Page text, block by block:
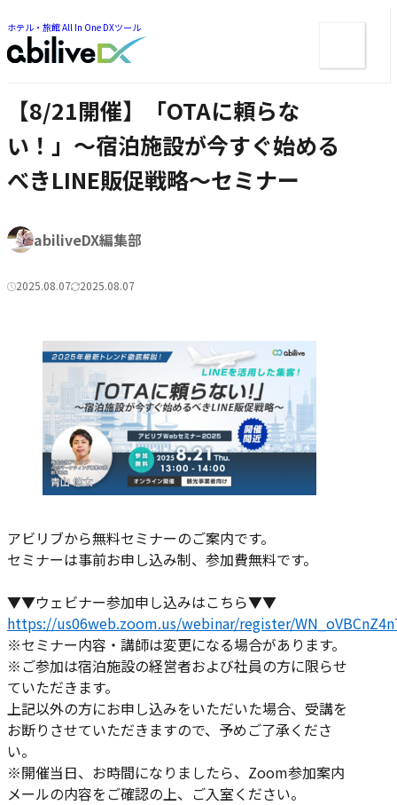
ホテル・旅館 All In One DXツール
ま
で
ジ
で
ジ
ャ
ュ
【8/21開催】「OTAに頼らな
い！」～宿泊施設が今すぐ始める
べきLINE販促戦略～セミナー
著
者:
abiliveDX編集部
公2025.08.07更2025.08.07
ゴ
リ
ー:
アビリブから無料セミナーのご案内です。
セミナーは事前お申し込み制、参加費無料です。
▼▼ウェビナー参加申し込みはこちら▼▼
https://us06web.zoom.us/webinar/register/
※セミナー内容・講師は変更になる場合があります。
※ご参加は宿泊施設の経営者および社員の方に限らせ
ていただきます。
上記以外の方にお申し込みをいただいた場合、受講を
お断りさせていただきますので、予めご了承くださ
い。
※開催当日、お時間になりましたら、Zoom参加案内
メールの内容をご確認の上、ご入室ください。